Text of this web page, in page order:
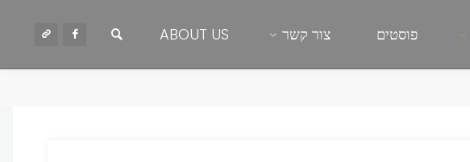
פוסטים צור קשר ABOUT US